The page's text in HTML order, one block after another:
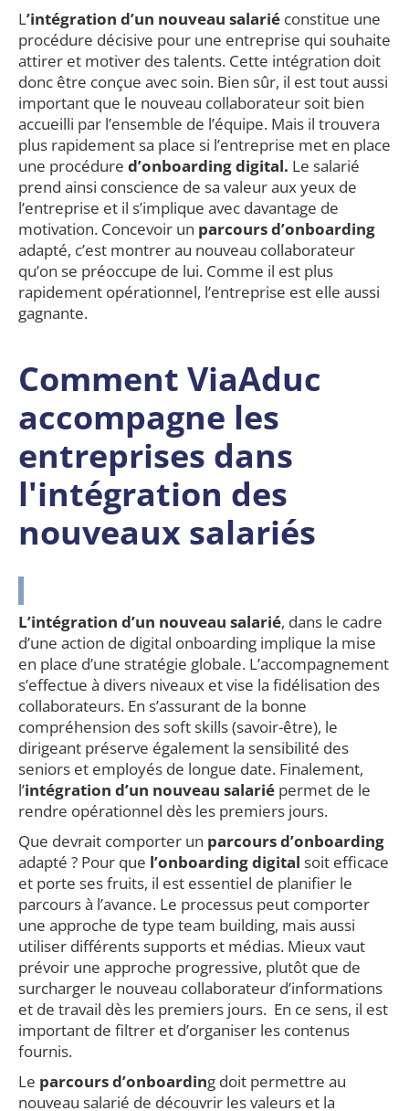
L’intégration d’un nouveau salarié constitue une
procédure décisive pour une entreprise qui souhaite
attirer et motiver des talents. Cette intégration doit
donc être conçue avec soin. Bien sûr, il est tout aussi
important que le nouveau collaborateur soit bien
accueilli par l’ensemble de l’équipe. Mais il trouvera
plus rapidement sa place si l’entreprise met en place
une procédure d’onboarding digital. Le salarié
prend ainsi conscience de sa valeur aux yeux de
l’entreprise et il s’implique avec davantage de
motivation. Concevoir un parcours d’onboarding
adapté, c’est montrer au nouveau collaborateur
qu’on se préoccupe de lui. Comme il est plus
rapidement opérationnel, l’entreprise est elle aussi
gagnante.
Comment ViaAduc
accompagne les
entreprises dans
l'intégration des
nouveaux salariés
L’intégration d’un nouveau salarié, dans le cadre
d’une action de digital onboarding implique la mise
en place d’une stratégie globale. L’accompagnement
s’effectue à divers niveaux et vise la fidélisation des
collaborateurs. En s’assurant de la bonne
compréhension des soft skills (savoir-être), le
dirigeant préserve également la sensibilité des
seniors et employés de longue date. Finalement,
l’intégration d’un nouveau salarié permet de le
rendre opérationnel dès les premiers jours.
Que devrait comporter un parcours d’onboarding
adapté ? Pour que l’onboarding digital soit efficace
et porte ses fruits, il est essentiel de planifier le
parcours à l’avance. Le processus peut comporter
une approche de type team building, mais aussi
utiliser différents supports et médias. Mieux vaut
prévoir une approche progressive, plutôt que de
surcharger le nouveau collaborateur d’informations
et de travail dès les premiers jours. En ce sens, il est
important de filtrer et d’organiser les contenus
fournis.
Le parcours d’onboarding doit permettre au
nouveau salarié de découvrir les valeurs et la